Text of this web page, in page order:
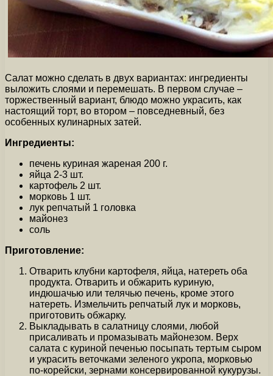
Салат можно сделать в двух вариантах: ингредиенты
выложить слоями и перемешать. В первом случае –
торжественный вариант, блюдо можно украсить, как
настоящий торт, во втором – повседневный, без
особенных кулинарных затей.
Ингредиенты:
печень куриная жареная 200 г.
яйца 2-3 шт.
картофель 2 шт.
морковь 1 шт.
лук репчатый 1 головка
майонез
соль
Приготовление:
Отварить клубни картофеля, яйца, натереть оба
продукта. Отварить и обжарить куриную,
индюшачью или телячью печень, кроме этого
натереть. Измельчить репчатый лук и морковь,
приготовить обжарку.
Выкладывать в салатницу слоями, любой
присаливать и промазывать майонезом. Верх
салата с куриной печенью посыпать тертым сыром
и украсить веточками зеленого укропа, морковью
по-корейски, зернами консервированной кукурузы.